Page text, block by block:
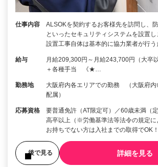
仕事内容
ALSOKを契約するお客様先を訪問し、
といったセキュリティシステムを設置し
設置工事自体は基本的に協力業者が行
給与
月給209,300円～月給243,700円（大卒
＋各種手当 《★…
勤務地
大阪府内各エリアでの勤務 （大阪府内
配属）
応募資格
要普通免許（AT限定可）／60歳未満（
高卒以上（※労働基準法等法令の規定
お持ちでない方は入社までの取得でOK！
後で見る 詳細を見る